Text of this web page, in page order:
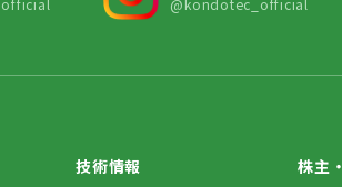
技術情報 株主